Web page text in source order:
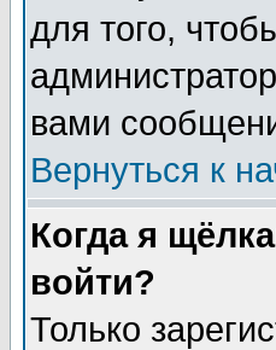
для того,
вами
Вернуться к
Когда я
войти?
Только